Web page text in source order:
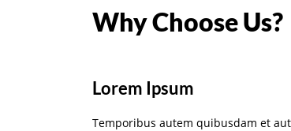
Why Choose Us?
Lorem Ipsum
Temporibus autem quibusdam et